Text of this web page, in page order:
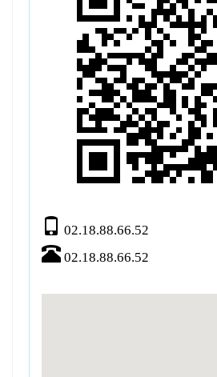
02.18.88.66.52
02.18.88.66.52